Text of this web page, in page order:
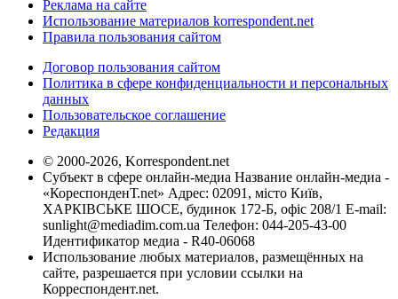
Реклама на сайте
Использование материалов korrespondent.net
Правила пользования сайтом
Договор пользования сайтом
Политика в сфере конфиденциальности и персональных
данных
Пользовательское соглашение
Редакция
© 2000-2026, Korrespondent.net
Субъект в сфере онлайн-медиа Название онлайн-медиа -
«КореспонденТ.net» Адрес: 02091, місто Київ,
ХАРКІВСЬКЕ ШОСЕ, будинок 172-Б, офіс 208/1 E-mail:
sunlight@mediadim.com.ua Телефон: 044-205-43-00
Идентификатор медиа - R40-06068
Использование любых материалов, размещённых на
сайте, разрешается при условии ссылки на
Корреспондент.net.